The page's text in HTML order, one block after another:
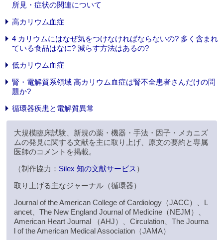
所見・症状の関連について
高カリウム血症
4 カリウムにはなぜ気をつけなければならないの? 多く含まれ
ている食品はなに? 減らす方法はあるの?
低カリウム血症
腎・電解質系領域 高カリウム血症は腎不全患者さんだけの問
題か?
循環器疾患と電解質異常
大規模臨床試験、新規の薬・機器・手法・因子・メカニズ
ムの発見に関する文献を主に取り上げ、原文の要約と専属
医師のコメントを掲載。
（制作協力： Silex 知の文献サービス ）
取り上げる主なジャーナル（循環器）
Journal of the American College of Cardiology（JACC）、L
ancet、The New England Journal of Medicine（NEJM）、
American Heart Journal （AHJ）、Circulation、The Journa
l of the American Medical Association（JAMA）